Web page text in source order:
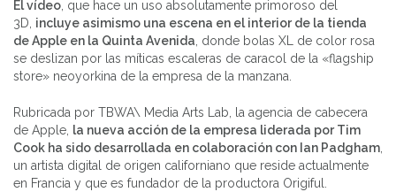
El vídeo , que hace un uso absolutamente primoroso del
3D, incluye asimismo una escena en el interior de la tienda
de Apple en la Quinta Avenida , donde bolas XL de color rosa
se deslizan por las míticas escaleras de caracol de la «flagship
store» neoyorkina de la empresa de la manzana.
Rubricada por TBWA\ Media Arts Lab, la agencia de cabecera
de Apple, la nueva acción de la empresa liderada por Tim
Cook ha sido desarrollada en colaboración con Ian Padgham
un artista digital de origen californiano que reside actualmente
en Francia y que es fundador de la productora Origiful.